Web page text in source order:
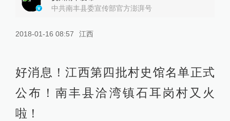
中共南丰县委宣传部官方澎湃号
2018-01-16 08:57 江西
好消息！江西第四批村史馆名单正式
公布！南丰县洽湾镇石耳岗村又火
啦！